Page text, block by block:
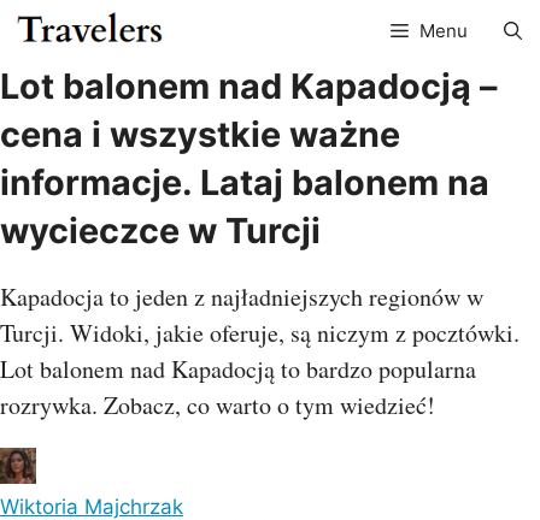
Przejdź
do
treści
Menu
Lot balonem nad Kapadocją –
cena i wszystkie ważne
informacje. Lataj balonem na
wycieczce w Turcji
Kapadocja to jeden z najładniejszych regionów w
Turcji. Widoki, jakie oferuje, są niczym z pocztówki.
Lot balonem nad Kapadocją to bardzo popularna
rozrywka. Zobacz, co warto o tym wiedzieć!
Wiktoria Majchrzak